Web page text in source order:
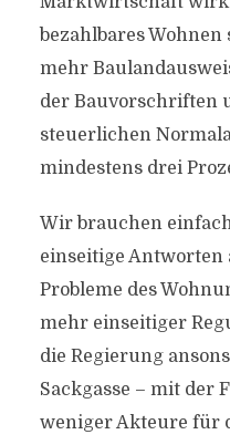
bezahlbares
mehr
der Bauvorschriften
steuerlichen
mindestens drei
Wir brauchen
einseitige Antworten
Probleme des
mehr einseitiger
die Regierung
Sackgasse – mit der
weniger Akteure für